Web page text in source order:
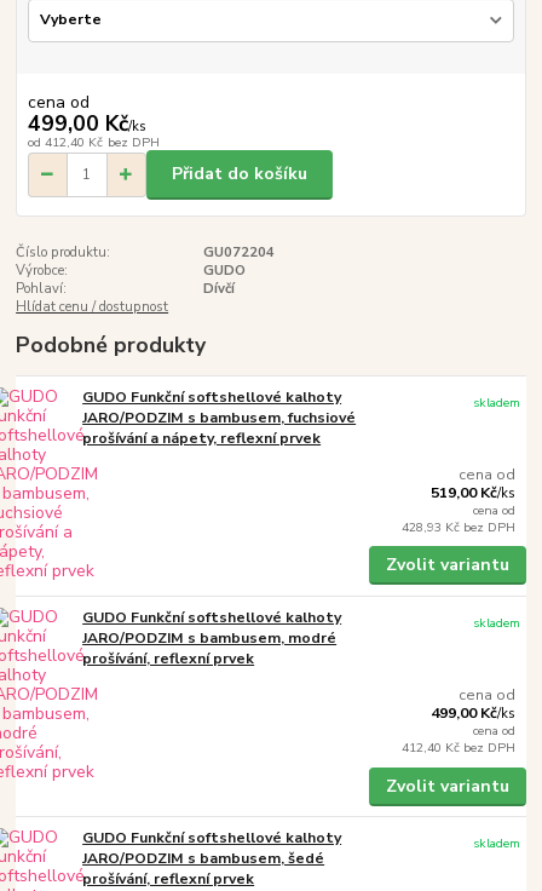
cena od
499,00 Kč/ks
od 412,40 Kč bez DPH
Přidat do košíku
Číslo produktu:
GU072204
Výrobce:
GUDO
Pohlaví:
Dívčí
Hlídat cenu / dostupnost
Podobné produkty
GUDO Funkční softshellové kalhoty
JARO/PODZIM s bambusem, fuchsiové
prošívání a nápety, reflexní prvek
cena od
519,00 Kč/ks
cena od
428,93 Kč bez DPH
skladem
Zvolit variantu
GUDO Funkční softshellové kalhoty
JARO/PODZIM s bambusem, modré
prošívání, reflexní prvek
cena od
499,00 Kč/ks
cena od
412,40 Kč bez DPH
skladem
Zvolit variantu
GUDO Funkční softshellové kalhoty
JARO/PODZIM s bambusem, šedé
prošívání, reflexní prvek
skladem